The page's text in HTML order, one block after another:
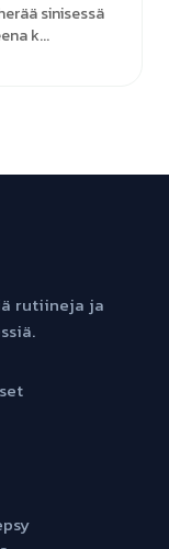
sinisessä
k...
rutiineja ja